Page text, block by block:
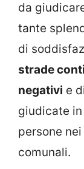
da
tante
di
strade
negativi e
giudicate
persone
comunali.